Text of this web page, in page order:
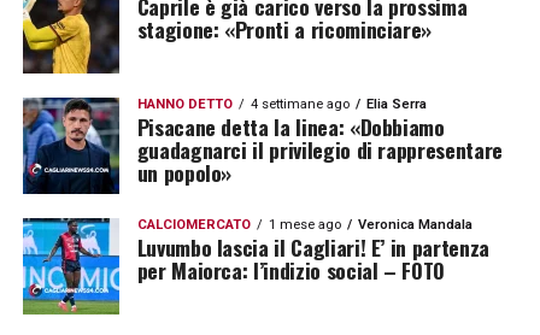
stagione: «Pronti a ricominciare»
HANNO DETTO 4 settimane ago Elia Serra
Pisacane detta la linea: «Dobbiamo
guadagnarci il privilegio di rappresentare
un popolo»
CALCIOMERCATO 1 mese ago Veronica Mandala
Luvumbo lascia il Cagliari! E’ in partenza
per Maiorca: l’indizio social – FOTO